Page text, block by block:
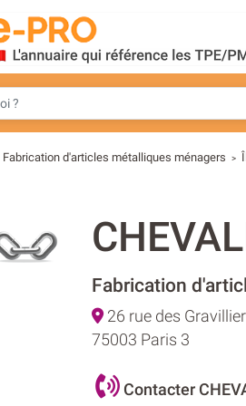
Fabrication d'articles métalliques ménagers >
Fabrication
26 rue des
75003 Paris 3
Contacter